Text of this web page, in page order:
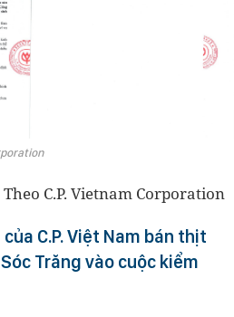
Theo C.P. Vietnam Corporation
C.P. Việt Nam bán thịt
Trăng vào cuộc kiểm